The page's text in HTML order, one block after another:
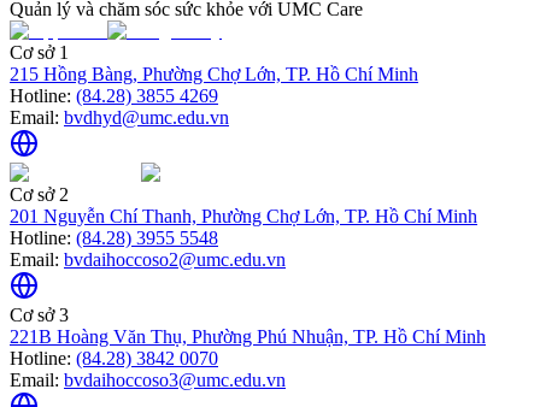
Quản lý và chăm sóc sức khỏe với UMC Care
Cơ sở 1
215 Hồng Bàng, Phường Chợ Lớn, TP. Hồ Chí Minh
Hotline: (84.28) 3855 4269
Email: bvdhyd@umc.edu.vn
Cơ sở 2
201 Nguyễn Chí Thanh, Phường Chợ Lớn, TP. Hồ Chí Minh
Hotline: (84.28) 3955 5548
Email: bvdaihoccoso2@umc.edu.vn
Cơ sở 3
221B Hoàng Văn Thụ, Phường Phú Nhuận, TP. Hồ Chí Minh
Hotline: (84.28) 3842 0070
Email: bvdaihoccoso3@umc.edu.vn